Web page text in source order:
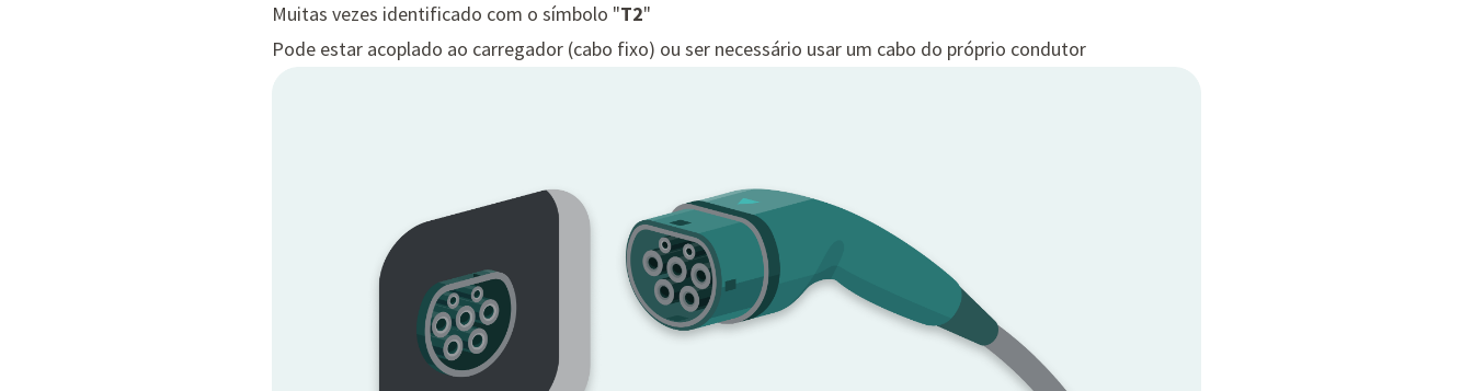
Muitas vezes identificado com o símbolo "T2"
Pode estar acoplado ao carregador (cabo fixo) ou ser necessário usar um cabo do próprio condutor